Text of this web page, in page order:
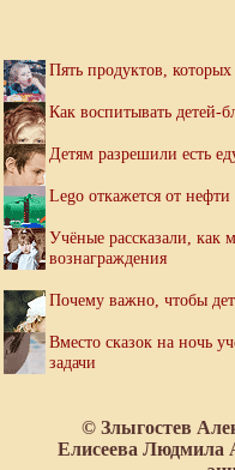
Пять продуктов,
Как воспитывать детей-
Детям разрешили есть
Lego откажется от
Учёные рассказали, как
вознаграждения
Почему важно, чтобы
Вместо сказок на ночь
задачи
© Злыгостев
Елисеева Людмила